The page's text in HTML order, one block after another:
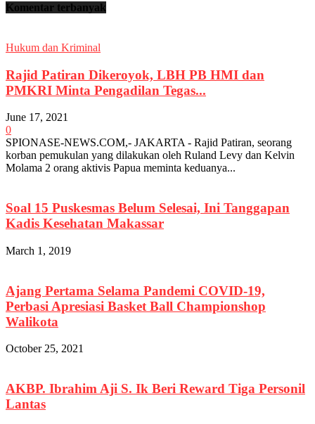
Komentar terbanyak
Hukum dan Kriminal
Rajid Patiran Dikeroyok, LBH PB HMI dan
PMKRI Minta Pengadilan Tegas...
June 17, 2021
0
SPIONASE-NEWS.COM,- JAKARTA - Rajid Patiran, seorang
korban pemukulan yang dilakukan oleh Ruland Levy dan Kelvin
Molama 2 orang aktivis Papua meminta keduanya...
Soal 15 Puskesmas Belum Selesai, Ini Tanggapan
Kadis Kesehatan Makassar
March 1, 2019
Ajang Pertama Selama Pandemi COVID-19,
Perbasi Apresiasi Basket Ball Championshop
Walikota
October 25, 2021
AKBP. Ibrahim Aji S. Ik Beri Reward Tiga Personil
Lantas